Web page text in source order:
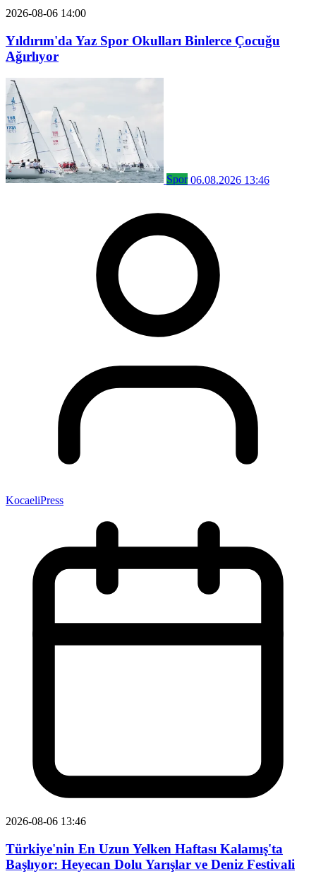
2026-08-06 14:00
Yıldırım'da Yaz Spor Okulları Binlerce Çocuğu
Ağırlıyor
Spor 06.08.2026 13:46
KocaeliPress
2026-08-06 13:46
Türkiye'nin En Uzun Yelken Haftası Kalamış'ta
Başlıyor: Heyecan Dolu Yarışlar ve Deniz Festivali